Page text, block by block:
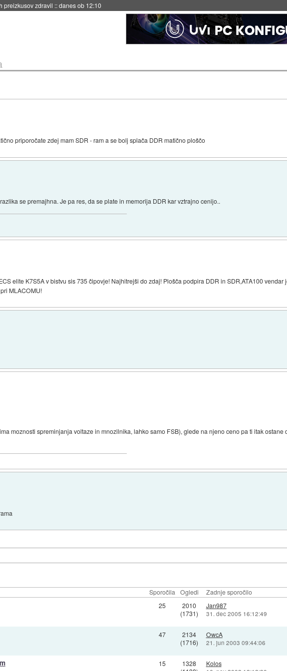
preizkusov zdravil ::danes ob 12:10
priporočate zdej mam SDR - ram a se bolj splača DDR matično ploščo
se premajhna. Je pa res, da se plate in memorija DDR kar vztrajno cenijo..
elite K7S5A v bistvu sis 735 čipovje! Najhitrejši do zdaj! Plošča podpira DDR in SDR,ATA100 vendar
MLACOMU!
moznosti spreminjanja voltaze in mnozilnika, lahko samo FSB), glede na njeno ceno pa ti itak ostane
Sporočila Ogledi Zadnje sporočilo
25
2010
(1731)
Jan987
31. dec 2005 16:12:49
47
2134
(1716)
OwcA
21. jun 2003 09:44:06
15
1328
Kolos